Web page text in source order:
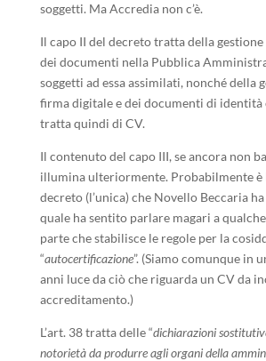
soggetti. Ma Accredia non c’è.
Il capo II del decreto tratta della
dei documenti nella Pubblica
soggetti ad essa assimilati, nonché della
firma digitale e dei documenti di
tratta quindi di CV.
Il contenuto del capo III, se ancora non
illumina ulteriormente. Probabilmente è
decreto (l’unica) che Novello Beccaria
quale ha sentito parlare magari a
parte che stabilisce le regole per la
“autocertificazione”. (Siamo comunque in
anni luce da ciò che riguarda un CV da
accreditamento.)
L’art. 38 tratta delle “dichiarazioni
notorietàda produrre agli organi della